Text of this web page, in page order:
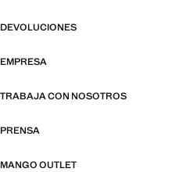
DEVOLUCIONES
EMPRESA
TRABAJA CON NOSOTROS
PRENSA
MANGO OUTLET